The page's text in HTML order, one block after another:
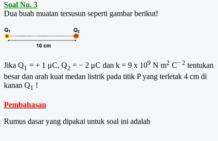
Soal No. 3
Dua buah muatan tersusun seperti gambar berikut!
Jika Q1 = + 1 μC, Q2 = − 2 μC dan k = 9 x 109 N m2 C− 2 tentukan
besar dan arah kuat medan listrik pada titik P yang terletak 4 cm di
kanan Q1 !
Pembahasan
Rumus dasar yang dipakai untuk soal ini adalah